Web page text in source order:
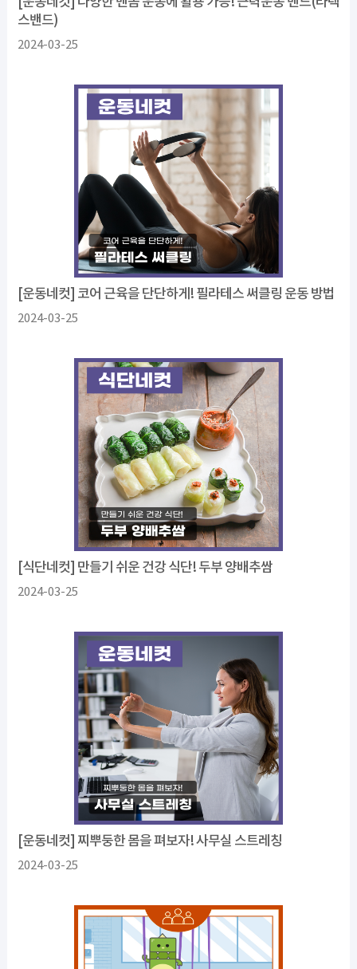
스밴드)
2024-03-25
[운동네컷] 코어 근육을 단단하게! 필라테스 써클링 운동 방법
2024-03-25
[식단네컷] 만들기 쉬운 건강 식단! 두부 양배추쌈
2024-03-25
[운동네컷] 찌뿌둥한 몸을 펴보자! 사무실 스트레칭
2024-03-25